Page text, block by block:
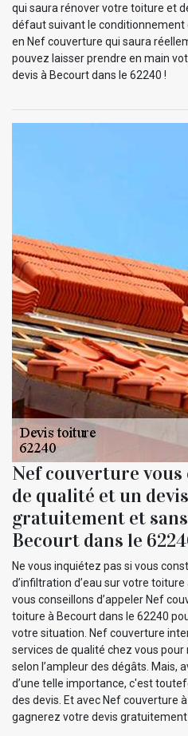
qui saura rénover votre toiture et
défaut suivant le conditionnement
en Nef couverture qui saura
pouvez laisser prendre en main
devis à Becourt dans le 62240 !
Nef couverture
de qualité et un
gratuitement et
Becourt dans le
Ne vous inquiétez pas si vous
d’infiltration d’eau sur votre
vous conseillons d’appeler Nef
toiture à Becourt dans le 62240
votre situation. Nef couverture
services de qualité chez vous
selon l’ampleur des dégâts. Mais,
d’une telle importance, c'est
des devis. Et avec Nef couverture
gagnerez votre devis